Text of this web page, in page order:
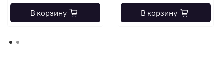
В корзину В корзину